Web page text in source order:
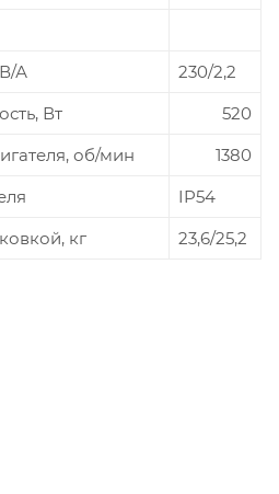
А
230/2,2
Вт
520
об/мин
1380
IP54
кг
23,6/25,2